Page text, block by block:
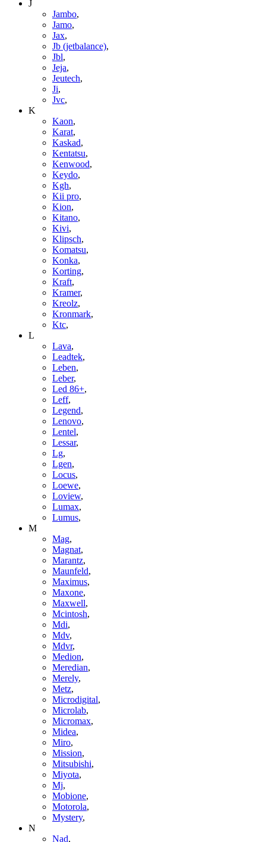
J
Jambo,
Jamo,
Jax,
Jb (jetbalance),
Jbl,
Jeja,
Jeutech,
Ji,
Jvc,
K
Kaon,
Karat,
Kaskad,
Kentatsu,
Kenwood,
Keydo,
Kgh,
Kii pro,
Kion,
Kitano,
Kivi,
Klipsch,
Komatsu,
Konka,
Korting,
Kraft,
Kramer,
Kreolz,
Kronmark,
Ktc,
L
Lava,
Leadtek,
Leben,
Leber,
Led 86+,
Leff,
Legend,
Lenovo,
Lentel,
Lessar,
Lg,
Lgen,
Locus,
Loewe,
Loview,
Lumax,
Lumus,
M
Mag,
Magnat,
Marantz,
Maunfeld,
Maximus,
Maxone,
Maxwell,
Mcintosh,
Mdi,
Mdv,
Mdvr,
Medion,
Meredian,
Merely,
Metz,
Microdigital,
Microlab,
Micromax,
Midea,
Miro,
Mission,
Mitsubishi,
Miyota,
Mj,
Mobione,
Motorola,
Mystery,
N
Nad,